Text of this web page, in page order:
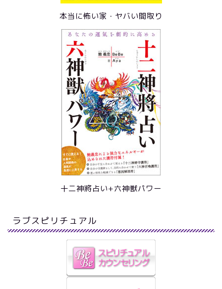
本当に怖い家・ヤバい間取り
十二神將占い+六神獣パワー
ラブスピリチュアル